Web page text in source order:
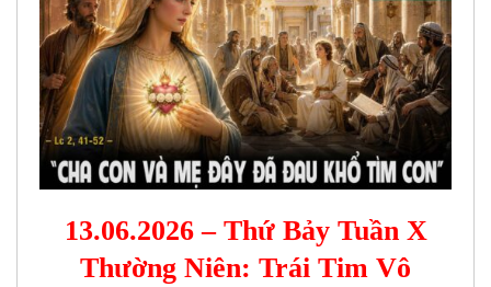
13.06.2026 – Thứ Bảy Tuần X
Thường Niên: Trái Tim Vô